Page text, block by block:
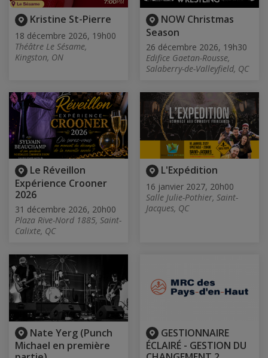
Kristine St-Pierre
18 décembre 2026, 19h00
Théâtre Le Sésame,
Kingston, ON
NOW Christmas
Season
26 décembre 2026, 19h30
Edifice Gaetan-Rousse,
Salaberry-de-Valleyfield, QC
Le Réveillon
Expérience Crooner
2026
31 décembre 2026, 20h00
Plaza Rive-Nord 1885, Saint-
Calixte, QC
L'Expédition
16 janvier 2027, 20h00
Salle Julie-Pothier, Saint-
Jacques, QC
Nate Yerg (Punch
Michael en première
GESTIONNAIRE
ÉCLAIRÉ - GESTION DU